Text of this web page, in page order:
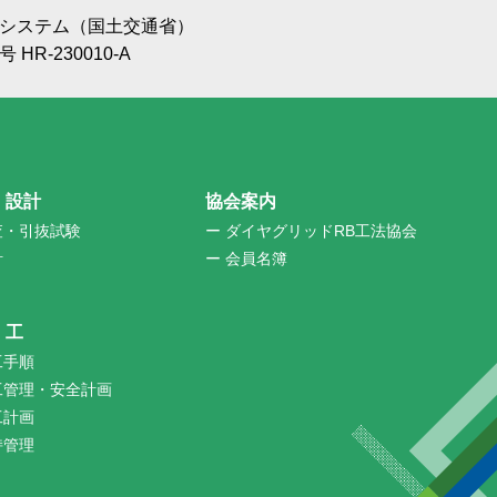
ステム（国土交通省）
HR-230010-A
設計
引抜試験
順
理・安全計画
画
理
協会案内
ー ダイヤグリッドRB工法協会
ー 会員名簿